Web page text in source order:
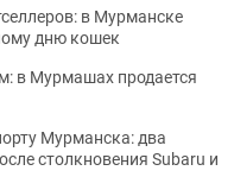
в Мурманске
дню кошек
в Мурмашах продается
Мурманска: два
столкновения Subaru и